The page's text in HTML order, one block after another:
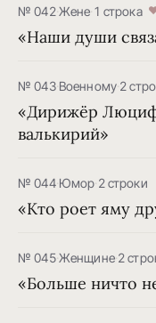
№ 042·Жене·1 строка
«Наши души
№ 043·Военному·2
«Дирижёр
валькирий»
№ 044·Юмор·2 строки
«Кто роет яму
№ 045·Женщине·2
«Больше ничто